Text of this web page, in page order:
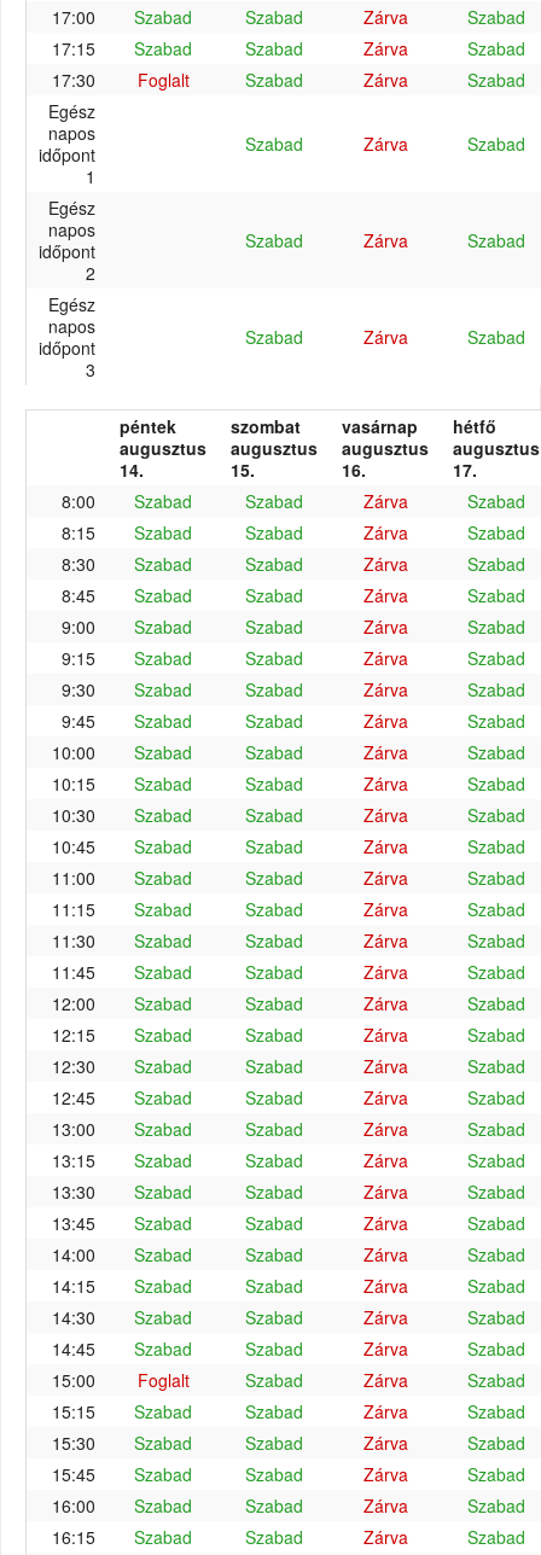
17:00
Szabad Szabad Zárva
Szabad
17:15
Szabad Szabad Zárva
Szabad
17:30
Foglalt Szabad Zárva
Szabad
Egész
napos
időpont
1
Szabad Zárva Szabad
Egész
napos
időpont
2
Szabad Zárva Szabad
Egész
napos
időpont
3
Szabad Zárva Szabad
péntek
augusztus
14.
szombat
augusztus
15.
vasárnap
augusztus
16.
hétfő
augusztus
17.
8:00
Szabad Szabad Zárva
Szabad
8:15
Szabad Szabad Zárva
Szabad
8:30
Szabad Szabad Zárva
Szabad
8:45
Szabad Szabad Zárva
Szabad
9:00
Szabad Szabad Zárva
Szabad
9:15
Szabad Szabad Zárva
Szabad
9:30
Szabad Szabad Zárva
Szabad
9:45
Szabad Szabad Zárva
Szabad
10:00
Szabad Szabad Zárva
Szabad
10:15
Szabad Szabad Zárva
Szabad
10:30
Szabad Szabad Zárva
Szabad
10:45
Szabad Szabad Zárva
Szabad
11:00
Szabad Szabad Zárva
Szabad
11:15
Szabad Szabad Zárva
Szabad
11:30
Szabad Szabad Zárva
Szabad
11:45
Szabad Szabad Zárva
Szabad
12:00
Szabad Szabad Zárva
Szabad
12:15
Szabad Szabad Zárva
Szabad
12:30
Szabad Szabad Zárva
Szabad
12:45
Szabad Szabad Zárva
Szabad
13:00
Szabad Szabad Zárva
Szabad
13:15
Szabad Szabad Zárva
Szabad
13:30
Szabad Szabad Zárva
Szabad
13:45
Szabad Szabad Zárva
Szabad
14:00
Szabad Szabad Zárva
Szabad
14:15
Szabad Szabad Zárva
Szabad
14:30
Szabad Szabad Zárva
Szabad
14:45
Szabad Szabad Zárva
Szabad
15:00
Foglalt Szabad Zárva
Szabad
15:15
Szabad Szabad Zárva
Szabad
15:30
Szabad Szabad Zárva
Szabad
15:45
Szabad Szabad Zárva
Szabad
16:00
Szabad Szabad Zárva
Szabad
16:15
Szabad Szabad Zárva Szabad